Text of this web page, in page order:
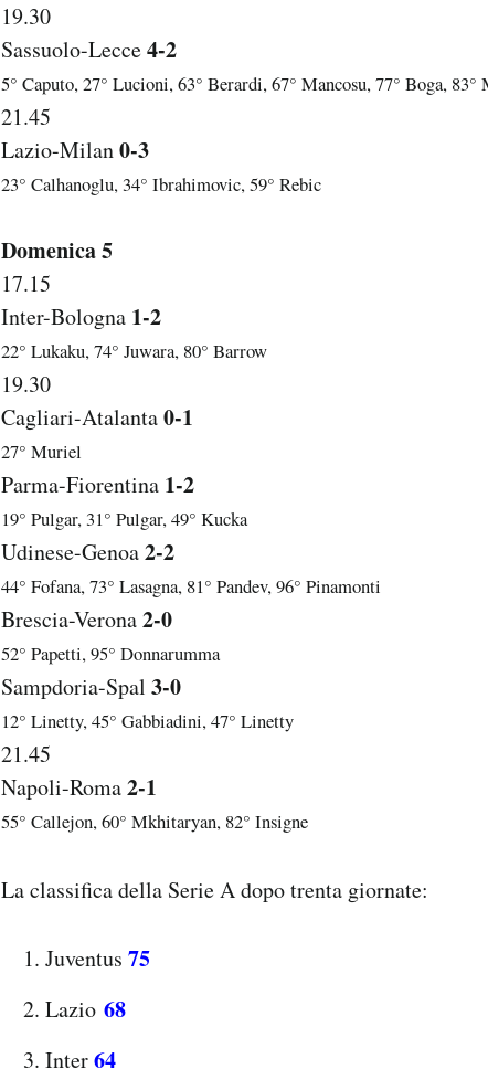
19.30
Sassuolo-Lecce4-2
5° Caputo, 27° Lucioni, 63° Berardi, 67° Mancosu, 77° Boga, 83°
21.45
Lazio-Milan0-3
23° Calhanoglu, 34° Ibrahimovic, 59° Rebic
Domenica 5
17.15
Inter-Bologna 1-2
22° Lukaku, 74° Juwara, 80° Barrow
19.30
Cagliari-Atalanta0-1
27° Muriel
Parma-Fiorentina 1-2
19° Pulgar, 31° Pulgar, 49° Kucka
Udinese-Genoa2-2
44° Fofana, 73° Lasagna, 81° Pandev, 96° Pinamonti
Brescia-Verona2-0
52° Papetti, 95° Donnarumma
Sampdoria-Spal 3-0
12° Linetty, 45° Gabbiadini, 47° Linetty
21.45
Napoli-Roma2-1
55° Callejon, 60° Mkhitaryan, 82° Insigne
La classifica della Serie A dopo trenta giornate:
Juventus 75
Lazio 68
Inter64